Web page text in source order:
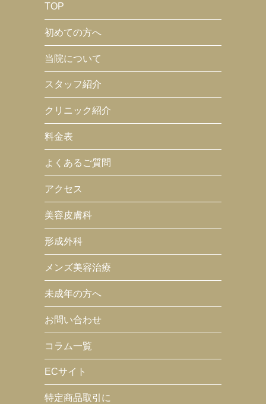
TOP
初めての方へ
当院について
スタッフ紹介
クリニック紹介
料金表
よくあるご質問
アクセス
美容皮膚科
形成外科
メンズ美容治療
未成年の方へ
お問い合わせ
コラム一覧
ECサイト
特定商品取引に